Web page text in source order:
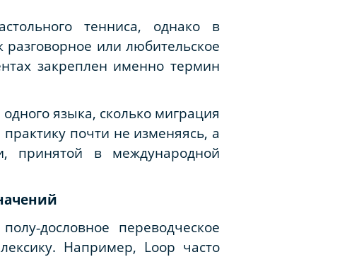
тенниса, однако в
или любительское
закреплен именно термин
языка, сколько миграция
почти не изменяясь, а
принятой в международной
переводческое
Например, Loop часто